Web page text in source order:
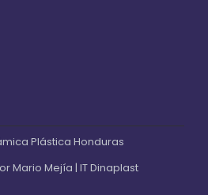
Plástica Honduras
Mario Mejía | IT Dinaplast